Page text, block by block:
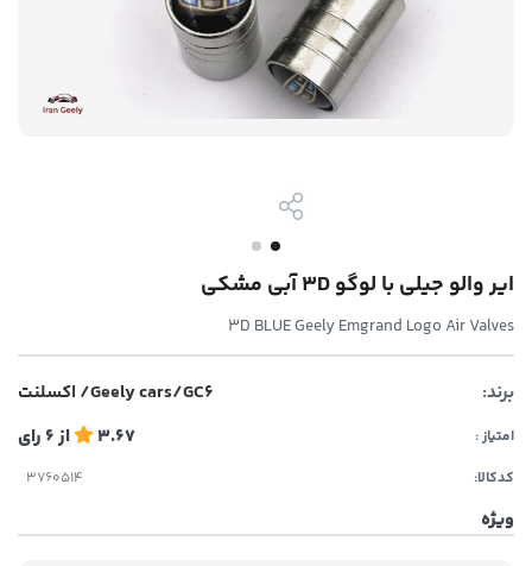
ایر والو جیلی با لوگو 3D آبی مشکی
3D BLUE Geely Emgrand Logo Air Valves
برند: Geely cars/GC6/ اکسلنت
امتیاز : 3.67 از6 رای
کدکالا:
ویژه